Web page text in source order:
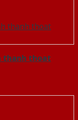
thanh thoat